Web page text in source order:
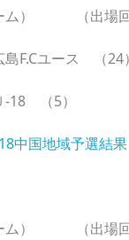
ム） （出場回
F.Cユース （24）
18 （5）
中国地域予選結果
ム） （出場回